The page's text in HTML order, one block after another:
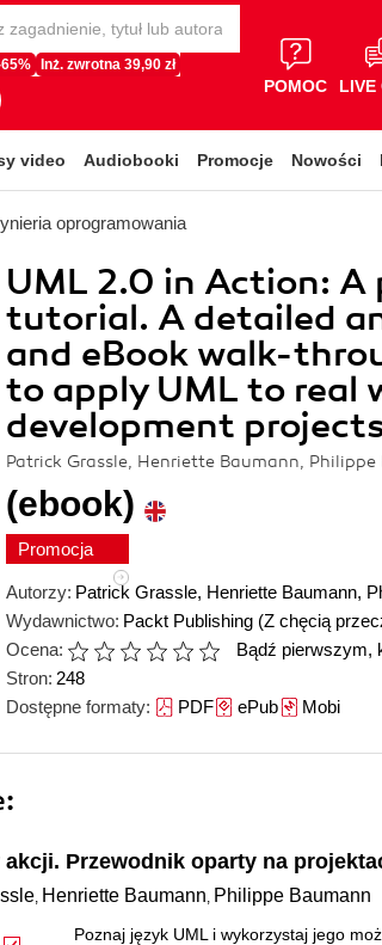
Inż. zwrotna 39,90 zł
POMOC LIVE
video Audiobooki Promocje Nowości
oprogramowania
UML 2.0 in Action:
tutorial. A detailed
and eBook walk-
to apply UML to real
development
Patrick Grassle, Henriette Baumann, Philippe
(ebook)
Promocja
Autorzy: Patrick Grassle, Henriette Baumann,
Wydawnictwo: Packt Publishing (Z chęcią
Ocena:
Bądź pierwszym,
Stron: 248
Dostępne formaty: PDFePubMobi
akcji. Przewodnik oparty na
, Henriette Baumann, Philippe Baumann
Poznaj język UML i wykorzystaj jego